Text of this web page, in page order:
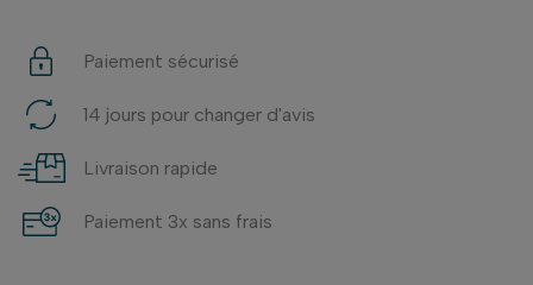
Paiement sécurisé
14 jours pour changer d'avis
Livraison rapide
Paiement 3x sans frais